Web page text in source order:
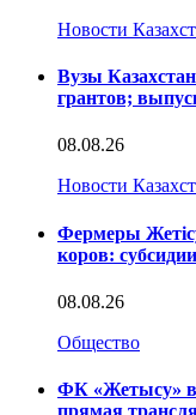
Новости
Вузы
грантов;
08.08.26
Новости
Фермеры
коров:
08.08.26
Общество
ФК «Жетысу»
прямая